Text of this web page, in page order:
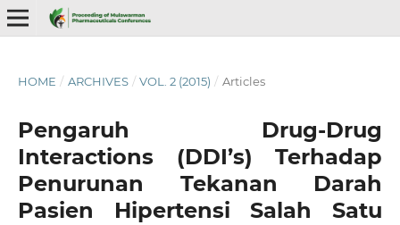
HOME / ARCHIVES / VOL. 2 (2015) / Articles
Pengaruh Drug-Drug
Interactions (DDI’s) Terhadap
Penurunan Tekanan Darah
Pasien Hipertensi Salah Satu